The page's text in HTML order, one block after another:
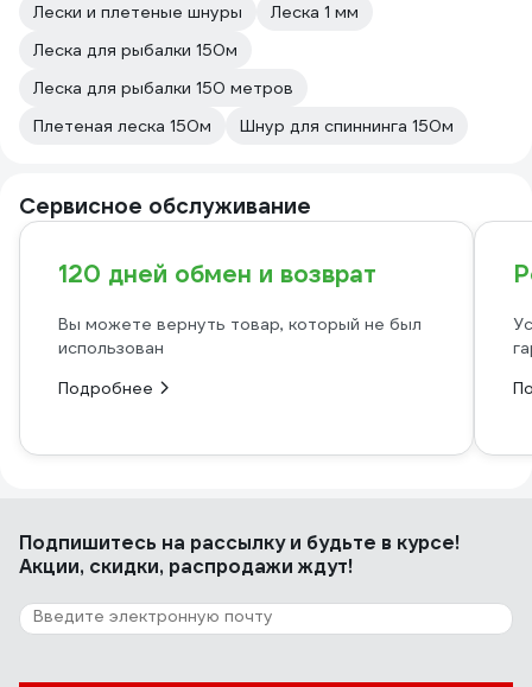
Лески и плетеные шнуры
Леска 1 мм
Леска для рыбалки 150м
Леска для рыбалки 150 метров
Плетeная леска 150м
Шнур для спиннинга 150м
Сервисное обслуживание
120 дней обмен и возврат
Вы можете вернуть товар, который не был
использован
Подробнее
Подпишитесь на рассылкуи будьте в курсе!
Акции, скидки, распродажи ждут!